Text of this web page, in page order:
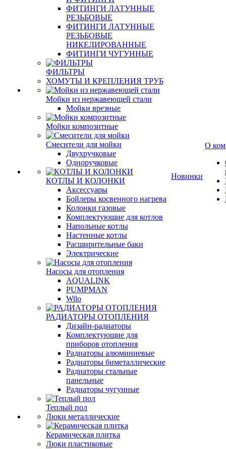
ФИТИНГИ ЛАТУННЫЕ
РЕЗЬБОВЫЕ
ФИТИНГИ ЛАТУННЫЕ
РЕЗЬБОВЫЕ
НИКЕЛИРОВАННЫЕ
ФИТИНГИ ЧУГУННЫЕ
ФИЛЬТРЫ
ХОМУТЫ И КРЕПЛЕНИЯ ТРУБ
Мойки из нержавеющей стали
Мойки врезные
Мойки композитные
Смесители для мойки
Двухручковые
Одноручковые
КОТЛЫ И КОЛОНКИ
Аксессуары
Бойлеры косвенного нагрева
Колонки газовые
Комплектующие для котлов
Напольные котлы
Настенные котлы
Расширительные баки
Электрические
Насосы для отопления
AQUALINK
PUMPMAN
Wilo
РАДИАТОРЫ ОТОПЛЕНИЯ
Дизайн-радиаторы
Комплектующие для
приборов отопления
Радиаторы алюминиевые
Радиаторы биметаллические
Радиаторы стальные
панельные
Радиаторы чугунные
Теплый пол
Люки металлические
Керамическая плитка
Люки пластиковые
Новинки
О